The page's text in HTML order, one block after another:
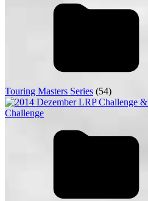
Touring Masters Series (54)